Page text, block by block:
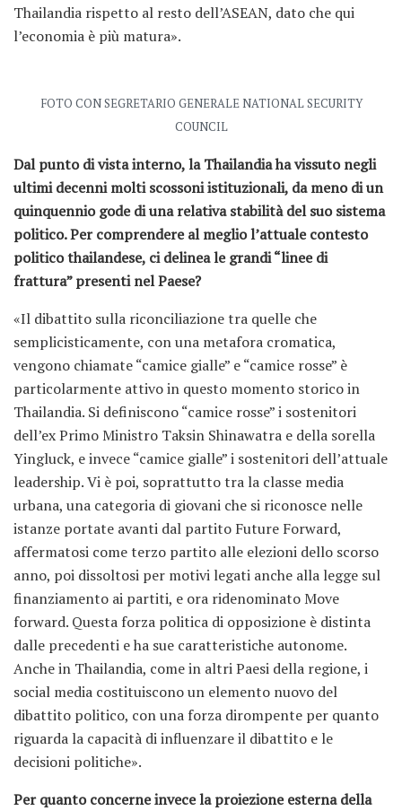
Thailandia rispetto al resto dell’ASEAN, dato che qui
l’economia è più matura».
FOTO CON SEGRETARIO GENERALE NATIONAL SECURITY
COUNCIL
Dal punto di vista interno, la Thailandia ha vissuto negli
ultimi decenni molti scossoni istituzionali, da meno di un
quinquennio gode di una relativa stabilità del suo sistema
politico. Per comprendere al meglio l’attuale contesto
politico thailandese, ci delinea le grandi “linee di
frattura” presenti nel Paese?
«Il dibattito sulla riconciliazione tra quelle che
semplicisticamente, con una metafora cromatica,
vengono chiamate “camice gialle” e “camice rosse” è
particolarmente attivo in questo momento storico in
Thailandia. Si definiscono “camice rosse” i sostenitori
dell’ex Primo Ministro Taksin Shinawatra e della sorella
Yingluck, e invece “camice gialle” i sostenitori dell’attuale
leadership. Vi è poi, soprattutto tra la classe media
urbana, una categoria di giovani che si riconosce nelle
istanze portate avanti dal partito Future Forward,
affermatosi come terzo partito alle elezioni dello scorso
anno, poi dissoltosi per motivi legati anche alla legge sul
finanziamento ai partiti, e ora ridenominato Move
forward. Questa forza politica di opposizione è distinta
dalle precedenti e ha sue caratteristiche autonome.
Anche in Thailandia, come in altri Paesi della regione, i
social media costituiscono un elemento nuovo del
dibattito politico, con una forza dirompente per quanto
riguarda la capacità di influenzare il dibattito e le
decisioni politiche».
Per quanto concerne invece la proiezione esterna della